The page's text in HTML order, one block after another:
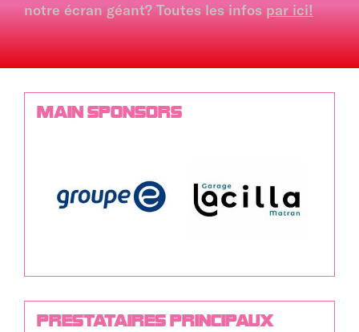
notre écran géant? Toutes les infos par ici!
MAIN SPONSORS
PRESTATAIRES PRINCIPAUX